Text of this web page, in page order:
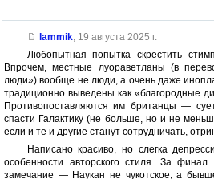
lammik, 19 августа 2025 г.
Любопытная попытка скрестить
Впрочем, местные луораветланы (в
люди») вообще не люди, а очень даже
традиционно выведены как «благородные
Противопоставляются им британцы —
спасти Галактику (не больше, но и не
если и те и другие станут сотрудничать,
Написано красиво, но слегка
особенности авторского стиля. За
замечание — Наукан не чукотское, а